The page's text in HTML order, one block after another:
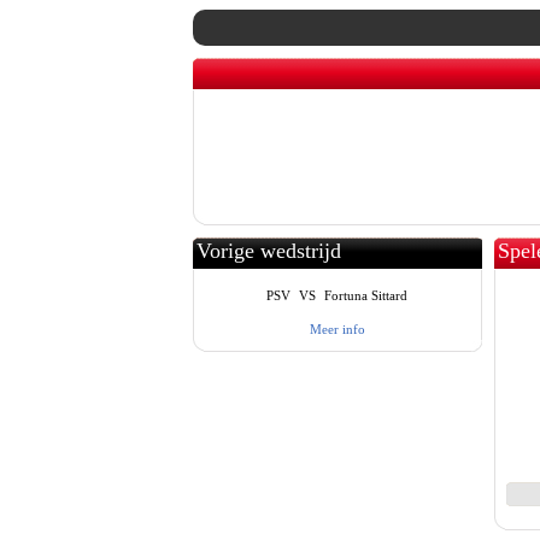
Vorige wedstrijd
PSV VS Fortuna Sittard
Meer info